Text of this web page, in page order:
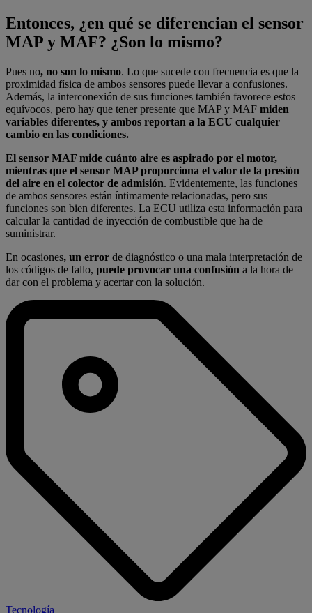
Entonces, ¿en qué se diferencian el sensor
MAP y MAF? ¿Son lo mismo?
Pues no, no son lo mismo. Lo que sucede con frecuencia es que la
proximidad física de ambos sensores puede llevar a confusiones.
Además, la interconexión de sus funciones también favorece estos
equívocos, pero hay que tener presente que MAP y MAF miden
variables diferentes, y ambos reportan a la ECU cualquier
cambio en las condiciones.
El sensor MAF mide cuánto aire es aspirado por el motor,
mientras que el sensor MAP proporciona el valor de la presión
del aire en el colector de admisión. Evidentemente, las funciones
de ambos sensores están íntimamente relacionadas, pero sus
funciones son bien diferentes. La ECU utiliza esta información para
calcular la cantidad de inyección de combustible que ha de
suministrar.
En ocasiones, un error de diagnóstico o una mala interpretación de
los códigos de fallo, puede provocar una confusión a la hora de
dar con el problema y acertar con la solución.
Tecnología